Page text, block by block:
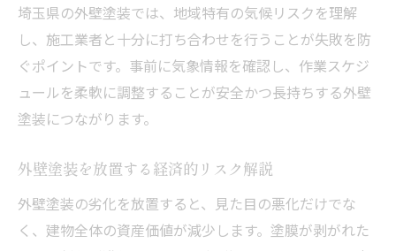
ト
外壁塗装で無料点検を装う業者に要注意
安全な外壁塗装を実現するための確認事項
塗装前に必須の外壁塗装チェックリスト
適正な外壁塗装の施工時期と選び方
外壁塗装の工事監理体制を確認しよう
外壁塗装の保証発行元と内容の重要性
埼玉県の外壁塗装では、地域特有の気候リスクを理解
し、施工業者と十分に打ち合わせを行うことが失敗を防
ぐポイントです。事前に気象情報を確認し、作業スケジ
ュールを柔軟に調整することが安全かつ長持ちする外壁
塗装につながります。
外壁塗装を放置する経済的リスク解説
外壁塗装の劣化を放置すると、見た目の悪化だけでな
く、建物全体の資産価値が減少します。塗膜が剥がれた